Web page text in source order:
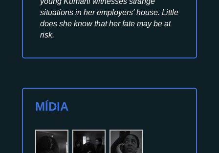
situations in her employers' house. Little
does she know that her fate may be at
risk.
MÍDIA